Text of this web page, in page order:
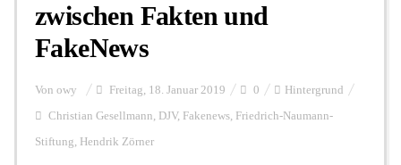
zwischen Fakten und
FakeNews
Von owy Freitag, 18. Januar 2019 0 Hintergrund
Christian Gesellmann, DJV, Fakenews, Friedrich-Naumann-
Stiftung, Hendrik Zörner